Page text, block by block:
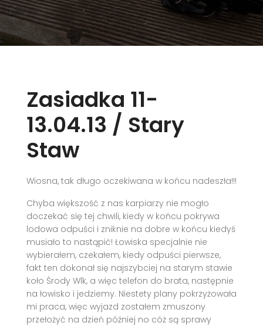
Zasiadka 11-
13.04.13 / Stary
Staw
Wiosna, tak długo oczekiwana w końcu nadeszła!!!
Chyba większość z nas karpiarzy nie mogło
doczekać się tej chwili, kiedy w końcu pokrywa
lodowa odpuści i zniknie na dobre w końcu kiedyś
musiało to nastąpić! Łowiska specjalnie nie
wybierałem, czekałem, kiedy odpuści pierwsze,
fakt ten dokonał się najszybciej na starym stawie
koło Środy Wlk, a więc telefon do brata, następnie
na łowisko i jedziemy. Niestety plany pokrzyżowała
mi praca, więc wyjazd zostałem zmuszony
przełożyć na dzień później no cóż są sprawy